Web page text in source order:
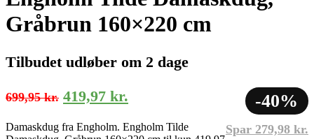
Gråbrun 160×220 cm
Tilbudet udløber om 2 dage
699,95kr. Den
pris
419,97 kr.
pris
-40%
Spar 279,98 kr.
Damaskdug fra Engholm. Engholm Tilde